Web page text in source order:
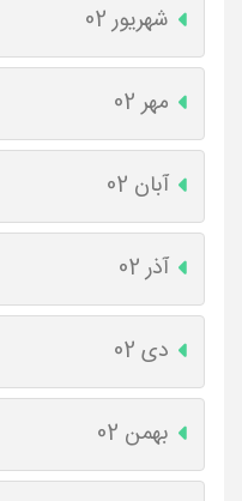
شهریور 02
مهر 02
آبان 02
آذر 02
دی 02
بهمن 02